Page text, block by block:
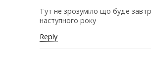
Тут не зрозуміло що буде
наступного року
Reply